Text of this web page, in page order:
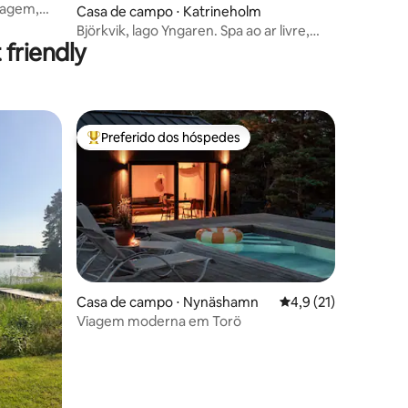
Casa de campo ⋅ Katrineholm
Björkvik, lago Yngaren. Spa ao ar livre,
lareira.
friendly
Entre os melhores preferidos dos hóspedes
Preferido dos hóspedes
Casa de campo ⋅ Nynäshamn 4,9 de uma
4,9 (21)
Viagem moderna em Torö